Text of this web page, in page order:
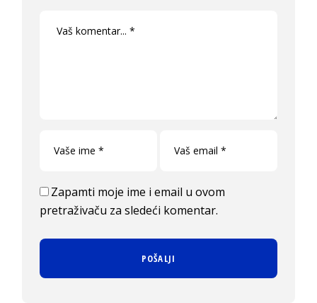
Zapamti moje ime i email u ovom
pretraživaču za sledeći komentar.